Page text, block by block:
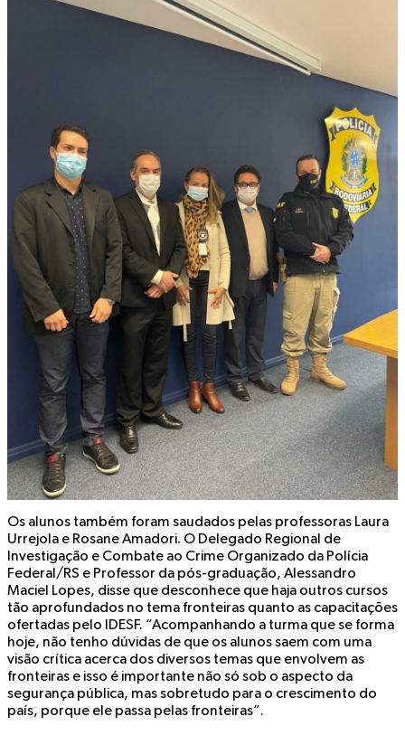
Os alunos também foram saudados pelas professoras Laura
Urrejola e Rosane Amadori. O Delegado Regional de
Investigação e Combate ao Crime Organizado da Polícia
Federal/RS e Professor da pós-graduação, Alessandro
Maciel Lopes, disse que desconhece que haja outros cursos
tão aprofundados no tema fronteiras quanto as capacitações
ofertadas pelo IDESF. “Acompanhando a turma que se forma
hoje, não tenho dúvidas de que os alunos saem com uma
visão crítica acerca dos diversos temas que envolvem as
fronteiras e isso é importante não só sob o aspecto da
segurança pública, mas sobretudo para o crescimento do
país, porque ele passa pelas fronteiras”.